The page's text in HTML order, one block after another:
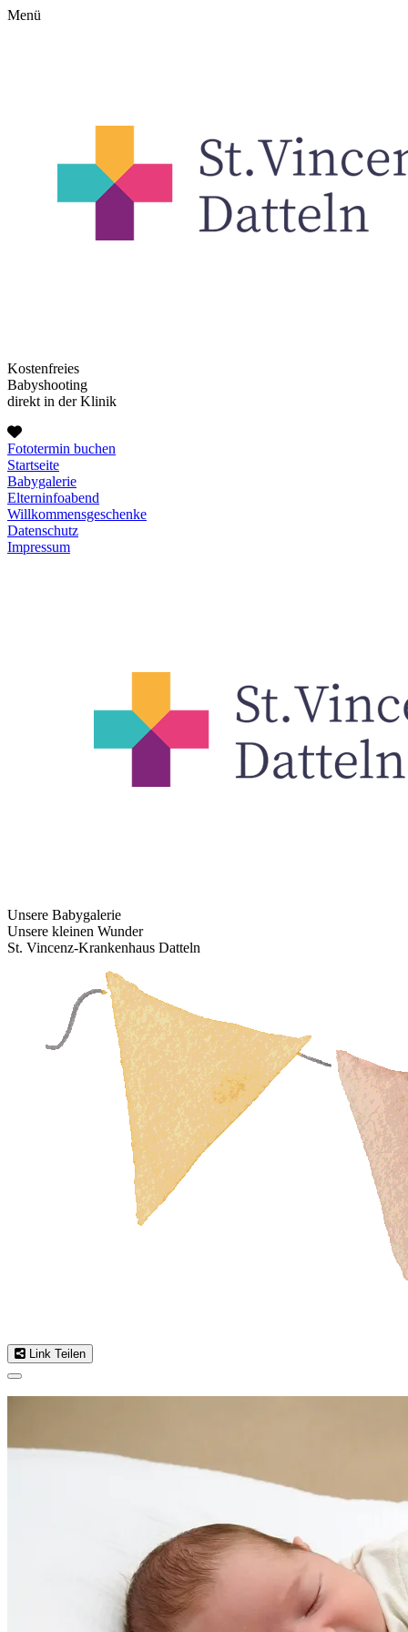
Menü
Kostenfreies
Babyshooting
direkt in der Klinik
Fototermin buchen
Startseite
Babygalerie
Elterninfoabend
Willkommensgeschenke
Datenschutz
Impressum
Unsere Babygalerie
Unsere kleinen Wunder
St. Vincenz-Krankenhaus Datteln
Link Teilen